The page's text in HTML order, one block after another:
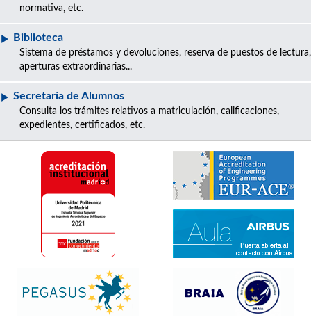
normativa, etc.
Biblioteca
Sistema de préstamos y devoluciones, reserva de puestos de lectura,
aperturas extraordinarias...
Secretaría de Alumnos
Consulta los trámites relativos a matriculación, calificaciones,
expedientes, certificados, etc.